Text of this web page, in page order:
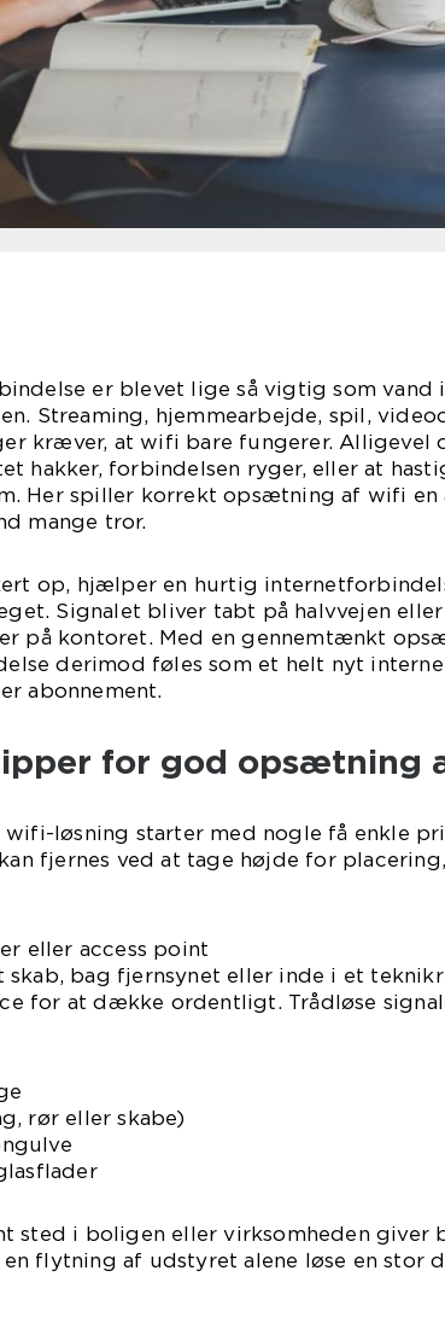
er blevet lige så vigtig som vand i
Streaming, hjemmearbejde, spil,
kræver, at wifi bare fungerer. Alligevel
hakker, forbindelsen ryger, eller at
Her spiller korrekt opsætning af wifi en
mange tror.
op, hjælper en hurtig
Signalet bliver tabt på halvvejen
på kontoret. Med en gennemtænkt
derimod føles som et helt nyt
abonnement.
for god opsætning
løsning starter med nogle få enkle
fjernes ved at tage højde for
eller access point
skab, bag fjernsynet eller inde i et
for at dække ordentligt. Trådløse
rør eller skabe)
sted i boligen eller virksomheden giver
flytning af udstyret alene løse en stor